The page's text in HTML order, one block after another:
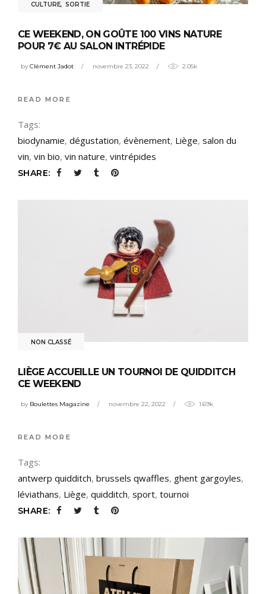
CULTURE, SORTIE
CE WEEKEND, ON GOÛTE 100 VINS NATURE
POUR 7€ AU SALON INTRÉPIDE
byClément Jadot novembre 23, 2022 2.05k
READ MORE
Tags:
biodynamie, dégustation, évènement, Liège, salon du
vin, vin bio, vin nature, vintrépides
SHARE:
NON CLASSÉ
LIÈGE ACCUEILLE UN TOURNOI DE QUIDDITCH
CE WEEKEND
by Boulettes Magazine novembre 22, 2022 1.69k
READ MORE
Tags:
antwerp quidditch, brussels qwaffles, ghent gargoyles,
léviathans, Liège, quidditch, sport, tournoi
SHARE: